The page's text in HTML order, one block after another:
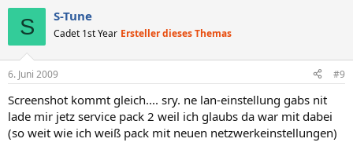
S S-Tune
Cadet 1st Year Ersteller dieses Themas
6. Juni 2009 #9
Screenshot kommt gleich.... sry. ne lan-einstellung gabs nit
lade mir jetz service pack 2 weil ich glaubs da war mit dabei
(so weit wie ich weiß pack mit neuen netzwerkeinstellungen)